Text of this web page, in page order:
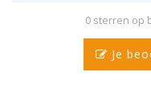
0 sterren op
Je